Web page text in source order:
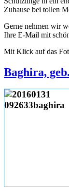
Zuhause bei tollen
Gerne nehmen wir
Ihre E-Mail mit
Mit Klick auf das
Baghira,